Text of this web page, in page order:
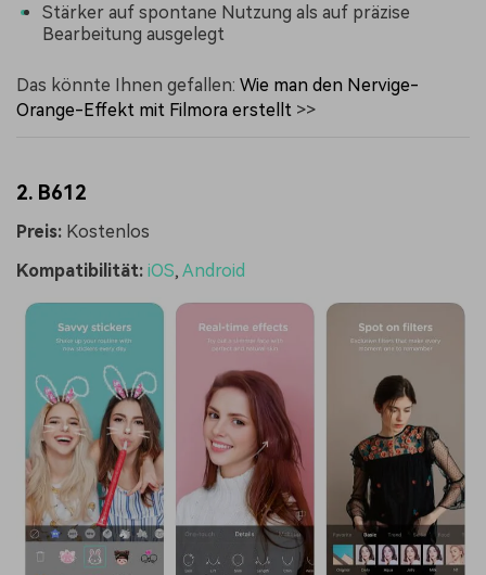
Stärker auf spontane Nutzung als auf präzise
Bearbeitung ausgelegt
Das könnte Ihnen gefallen: Wie man den Nervige-
Orange-Effekt mit Filmora erstellt >>
2. B612
Preis: Kostenlos
Kompatibilität: iOS, Android